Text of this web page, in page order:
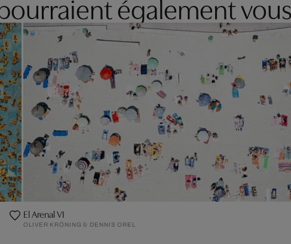
également
El Arenal VI
OLIVER KRÖNING & DENNIS OREL